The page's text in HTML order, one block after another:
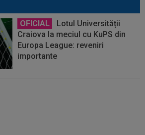
OFICIAL
Lotul Universității
Craiova la meciul cu KuPS din
Europa League: reveniri
importante